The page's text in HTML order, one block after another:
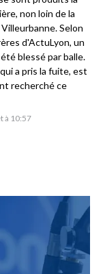
à 10:57
non loin de la
Selon
d'ActuLyon, un
blessé par balle.
a pris la fuite, est
recherché ce